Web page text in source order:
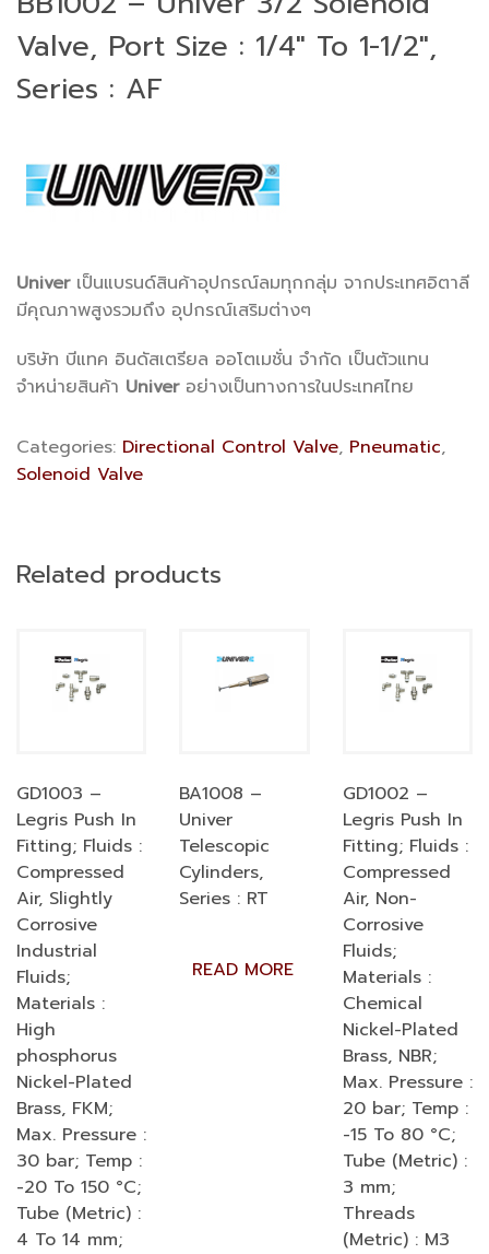
Valve, Port Size : 1/4″ To 1-1/2″,
Series : AF
Univerเป็นแบรนด์สินค้าอุปกรณ์ลมทุกกลุ่ม จากประเทศอิตาลี
มีคุณภาพสูงรวมถึง อุปกรณ์เสริมต่างๆ
บริษัท บีแทค อินดัสเตรียล ออโตเมชั่น จำกัด เป็นตัวแทน
จำหน่ายสินค้า Univerอย่างเป็นทางการในประเทศไทย
Categories: Directional Control Valve, Pneumatic,
Solenoid Valve
Related products
GD1003 –
Legris Push In
Fitting; Fluids :
Compressed
Air, Slightly
Corrosive
Industrial
Fluids;
Materials :
High
phosphorus
Nickel-Plated
Brass, FKM;
Max. Pressure :
30 bar; Temp :
-20 To 150 °C;
Tube (Metric) :
4 To 14 mm;
BA1008 –
Univer
Telescopic
Cylinders,
Series : RT
READ MORE
GD1002 –
Legris Push In
Fitting; Fluids :
Compressed
Air, Non-
Corrosive
Fluids;
Materials :
Chemical
Nickel-Plated
Brass, NBR;
Max. Pressure :
20 bar; Temp :
-15 To 80 °C;
Tube (Metric) :
3 mm;
Threads
(Metric) : M3